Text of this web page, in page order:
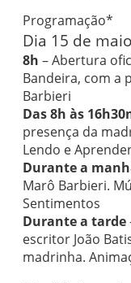
Programação*
Dia 15 de maio
8h – Abertura
Bandeira, com a
Barbieri
Das 8h às
presença da
Lendo e
Durante a
Marô Barbieri.
Sentimentos
Durante a tarde
escritor João
madrinha.